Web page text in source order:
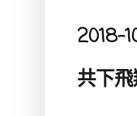
2018-
共下